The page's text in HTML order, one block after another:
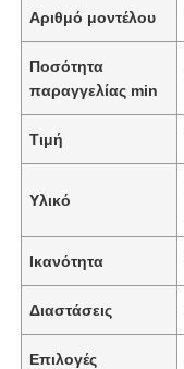
Αριθμό μοντέλου
Ποσότητα
παραγγελίας min
Τιμή
Υλικό
Ικανότητα
Διαστάσεις
Επιλογές